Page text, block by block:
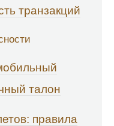
транзакций
талон
правила